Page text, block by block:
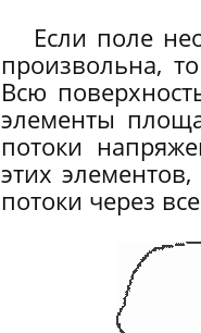
Если поле
произвольна,
Всю
элементы
потоки
этих
потоки через